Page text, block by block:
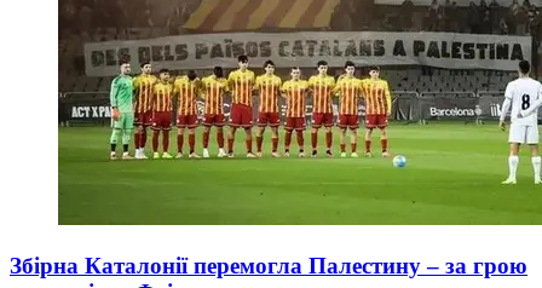
Збірна Каталонії перемогла Палестину – за грою